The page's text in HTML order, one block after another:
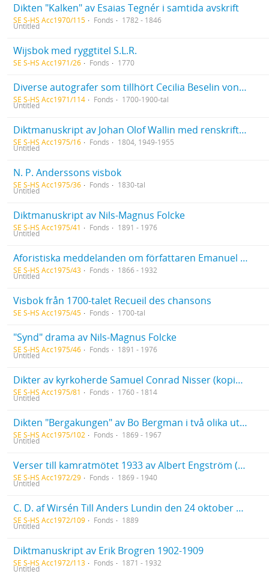
Dikten "Kalken" av Esaias Tegnér i samtida avskrift
SE S-HS Acc1970/115 Fonds 1782 - 1846
Untitled
Wijsbok med ryggtitel S.L.R.
SE S-HS Acc1971/26 Fonds 1770
Diverse autografer som tillhört Cecilia Beselin von Brauns boksamling
SE S-HS Acc1971/114 Fonds 1700-1900-tal
Untitled
Diktmanuskript av Johan Olof Wallin med renskrift samt korrespondens rörande dikten mellan Vilhelm Klingspor och Emil Liedgren
SE S-HS Acc1975/16 Fonds 1804, 1949-1955
Untitled
N. P. Anderssons visbok
SE S-HS Acc1975/36 Fonds 1830-tal
Untitled
Diktmanuskript av Nils-Magnus Folcke
SE S-HS Acc1975/41 Fonds 1891 - 1976
Untitled
Aforistiska meddelanden om författaren Emanuel Franzén med mera av Sigurd Dahlbäck (kopia)
SE S-HS Acc1975/43 Fonds 1866 - 1932
Untitled
Visbok från 1700-talet Recueil des chansons
SE S-HS Acc1975/45 Fonds 1700-tal
"Synd" drama av Nils-Magnus Folcke
SE S-HS Acc1975/46 Fonds 1891 - 1976
Untitled
Dikter av kyrkoherde Samuel Conrad Nisser (kopior)
SE S-HS Acc1975/81 Fonds 1760 - 1814
Untitled
Dikten "Bergakungen" av Bo Bergman i två olika utskrifter
SE S-HS Acc1975/102 Fonds 1869 - 1967
Untitled
Verser till kamratmötet 1933 av Albert Engström (Fil. dr Otto Janses exemplar)
SE S-HS Acc1972/29 Fonds 1869 - 1940
Untitled
C. D. af Wirsén Till Anders Lundin den 24 oktober 1889
SE S-HS Acc1972/109 Fonds 1889
Untitled
Diktmanuskript av Erik Brogren 1902-1909
SE S-HS Acc1972/113 Fonds 1871 - 1932
Untitled